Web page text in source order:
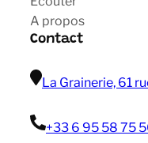
A propos
Contact
La Grainerie, 61
+33 6 95 58 75